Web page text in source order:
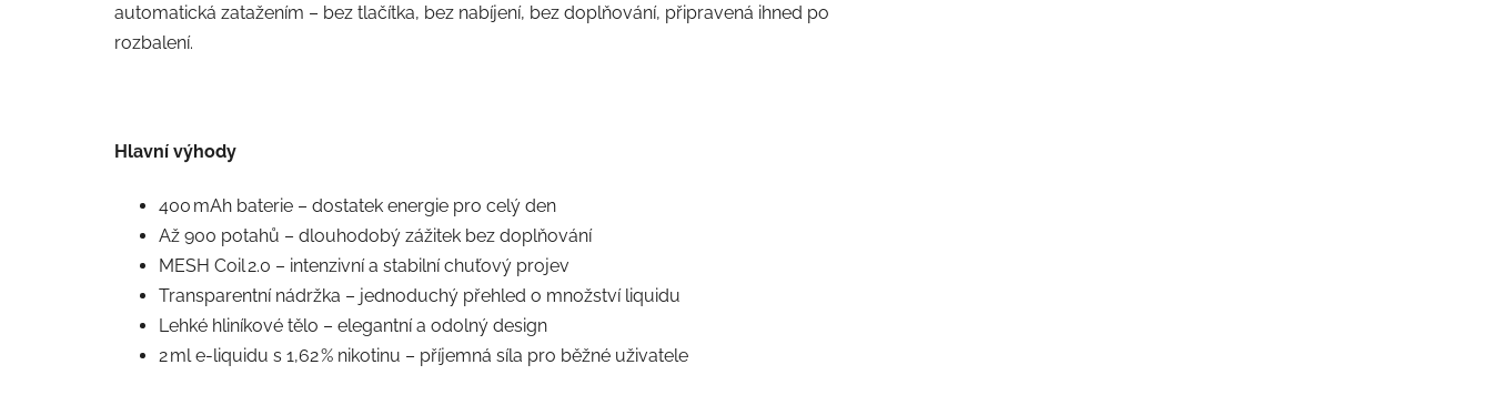
automatická zatažením – bez tlačítka, bez nabíjení, bez doplňování, připravená ihned po
rozbalení.
Hlavní výhody
400 mAh baterie – dostatek energie pro celý den
Až 900 potahů – dlouhodobý zážitek bez doplňování
MESH Coil 2.0 – intenzivní a stabilní chuťový projev
Transparentní nádržka – jednoduchý přehled o množství liquidu
Lehké hliníkové tělo – elegantní a odolný design
2 ml e‑liquidu s 1,62 % nikotinu – příjemná síla pro běžné uživatele